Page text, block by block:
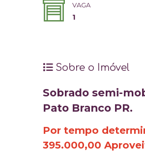
VAGA
1
Sobre o Imóvel
Sobrado semi-
Pato Branco PR.
Por tempo
395.000,00